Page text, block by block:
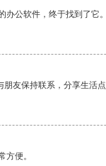
办公软件，终于找到了它
友保持联系，分享生活点
方便。